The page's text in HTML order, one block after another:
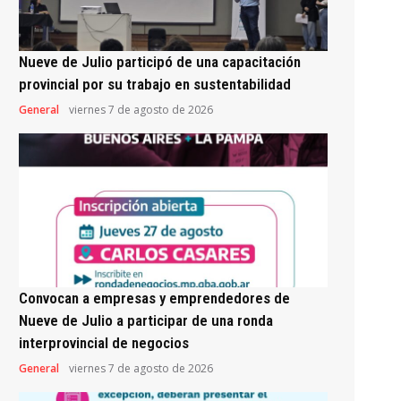
Nueve de Julio participó de una capacitación
provincial por su trabajo en sustentabilidad
General viernes 7 de agosto de 2026
Convocan a empresas y emprendedores de
Nueve de Julio a participar de una ronda
interprovincial de negocios
General viernes 7 de agosto de 2026